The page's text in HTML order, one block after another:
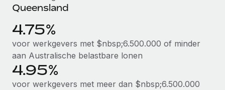
Queensland
4.75%
voor werkgevers met $nbsp;6.500.000 of minder
aan Australische belastbare lonen
4.95%
voor werkgevers met meer dan $nbsp;6.500.000